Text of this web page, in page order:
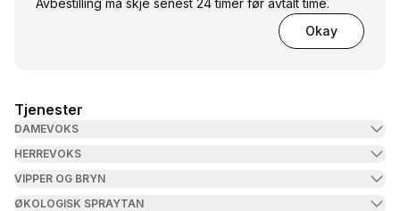
Avbestilling må skje senest 24 timer før avtalt time.
Okay
Tjenester
DAMEVOKS
HERREVOKS
VIPPER OG BRYN
ØKOLOGISK SPRAYTAN